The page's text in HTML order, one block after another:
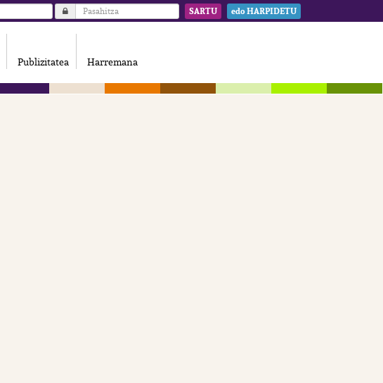
SARTU edo HARPIDETU
Publizitatea Harremana